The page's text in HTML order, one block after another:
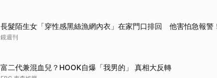
長髮陌生女「穿性感黑絲漁網內衣」在家門口排回 他害怕急報警
鏡週刊
富二代兼混血兒？HOOK自爆「我男的」 真相大反轉